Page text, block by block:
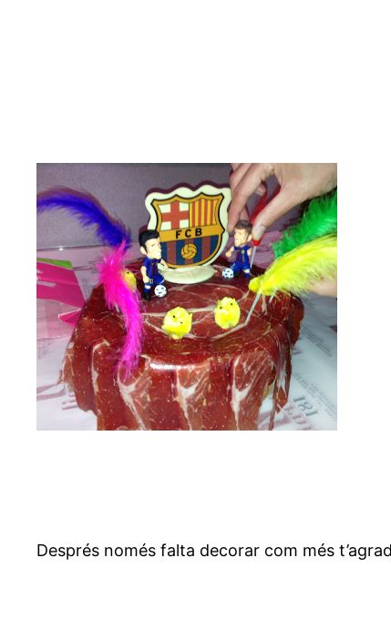
Després només falta decorar com més